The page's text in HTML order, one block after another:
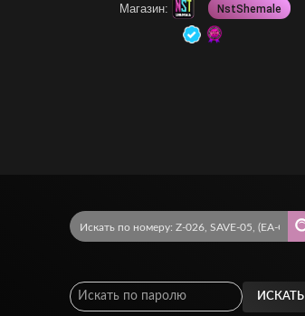
Магазин: NstShemale
ИСКАТЬ